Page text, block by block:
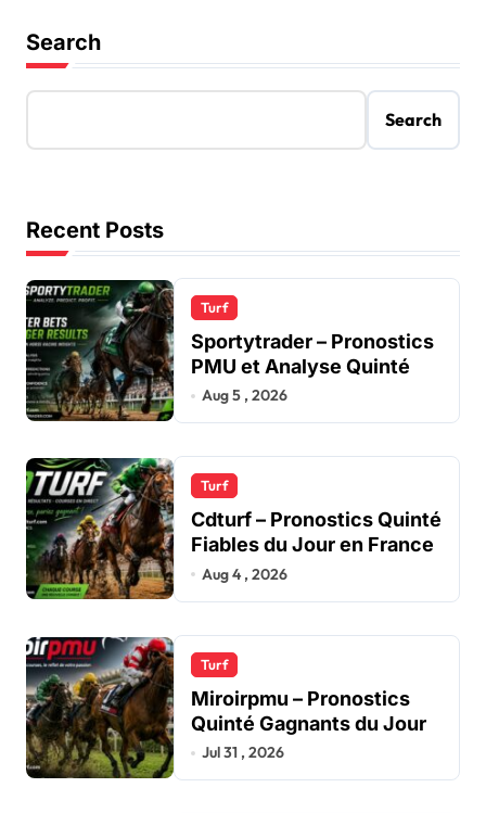
Search
Search
Recent Posts
Turf
Sportytrader – Pronostics
PMU et Analyse Quinté
Aug 5 , 2026
Turf
Cdturf – Pronostics Quinté
Fiables du Jour en France
Aug 4 , 2026
Turf
Miroirpmu – Pronostics
Quinté Gagnants du Jour
Jul 31 , 2026